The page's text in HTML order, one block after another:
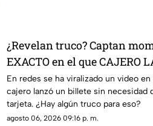
¿Revelan truco? Captan
EXACTO en el que CAJERO
BILLETE sin meter tarjeta
En redes se ha viralizado un video en
cajero lanzó un billete sin necesidad
tarjeta. ¿Hay algún truco para eso?
agosto 06, 2026 09:16 p. m.